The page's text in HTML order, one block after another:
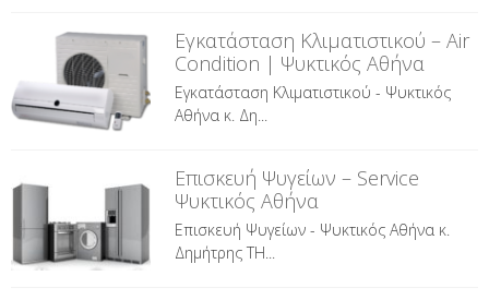
Εγκατάσταση Κλιματιστικού – Air
Condition | Ψυκτικός Αθήνα
Εγκατάσταση Κλιματιστικού - Ψυκτικός
Αθήνα κ. Δη...
Επισκευή Ψυγείων – Service
Ψυκτικός Αθήνα
Επισκευή Ψυγείων - Ψυκτικός Αθήνα κ.
Δημήτρης ΤΗ...